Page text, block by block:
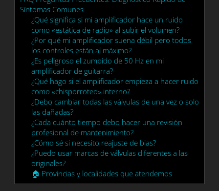
Síntomas Comunes
¿Qué significa si mi amplificador hace un ruido
como «estática de radio» al subir el volumen?
¿Por qué mi amplificador suena débil pero todos
los controles están al máximo?
¿Es peligroso el zumbido de 50 Hz en mi
amplificador de guitarra?
¿Qué hago si el amplificador empieza a hacer ruido
como «chisporroteo» interno?
¿Debo cambiar todas las válvulas de una vez o solo
las dañadas?
¿Cada cuánto tiempo debo hacer una revisión
profesional de mantenimiento?
¿Cómo sé si necesito reajuste de bias?
¿Puedo usar marcas de válvulas diferentes a las
originales?
🏠 Provincias y localidades que atendemos